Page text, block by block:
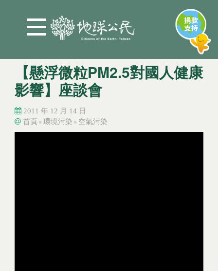
【懸浮微粒PM2.5對國人健康
影響】座談會
2011 年 12 月 14 日
您在這裡
首頁 » 環境污染 » 空氣污染